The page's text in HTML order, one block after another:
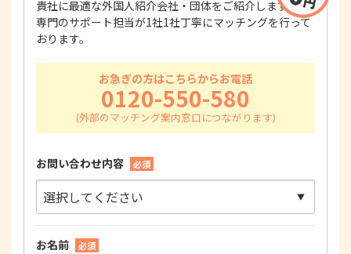
貴社に最適な外国人紹介会社・団体をご紹介します！
専門のサポート担当が1社1社丁寧にマッチングを行って
おります。
お急ぎの方はこちらからお電話
0120-550-580
お問い合わせ内容 必須
お名前 必須